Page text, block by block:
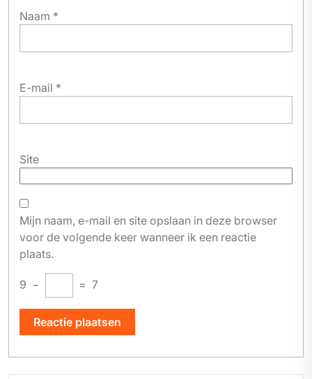
Naam *
E-mail *
Site
Mijn naam, e-mail en site opslaan in deze browser
voor de volgende keer wanneer ik een reactie
plaats.
9 − = 7